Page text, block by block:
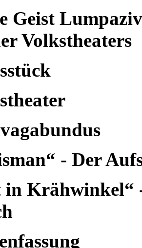
Geist
Volkstheaters
- Der
in Krähwinkel“